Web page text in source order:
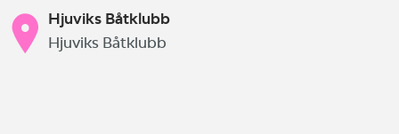
klasserna Röd och Blå, medan
övriga jolletyper seglar i en
Hjuviks Båtklubb
Hjuviks Båtklubb